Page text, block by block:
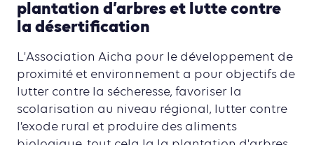
plantation d’arbres et lutte contre
la désertification
L'Association Aicha pour le développement de
proximité et environnement a pour objectifs de
lutter contre la sécheresse, favoriser la
scolarisation au niveau régional, lutter contre
l’exode rural et produire des aliments